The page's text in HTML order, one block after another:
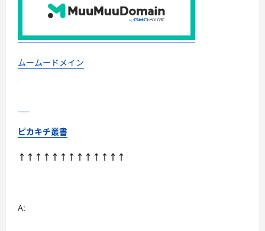
さ
ら
読
む
ムームードメイン
ピカキチ叢書
↑↑↑↑↑↑↑↑↑↑↑↑↑
A: